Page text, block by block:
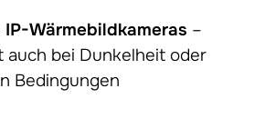
IP-Wärmebildkameras –
auch bei Dunkelheit oder
Bedingungen